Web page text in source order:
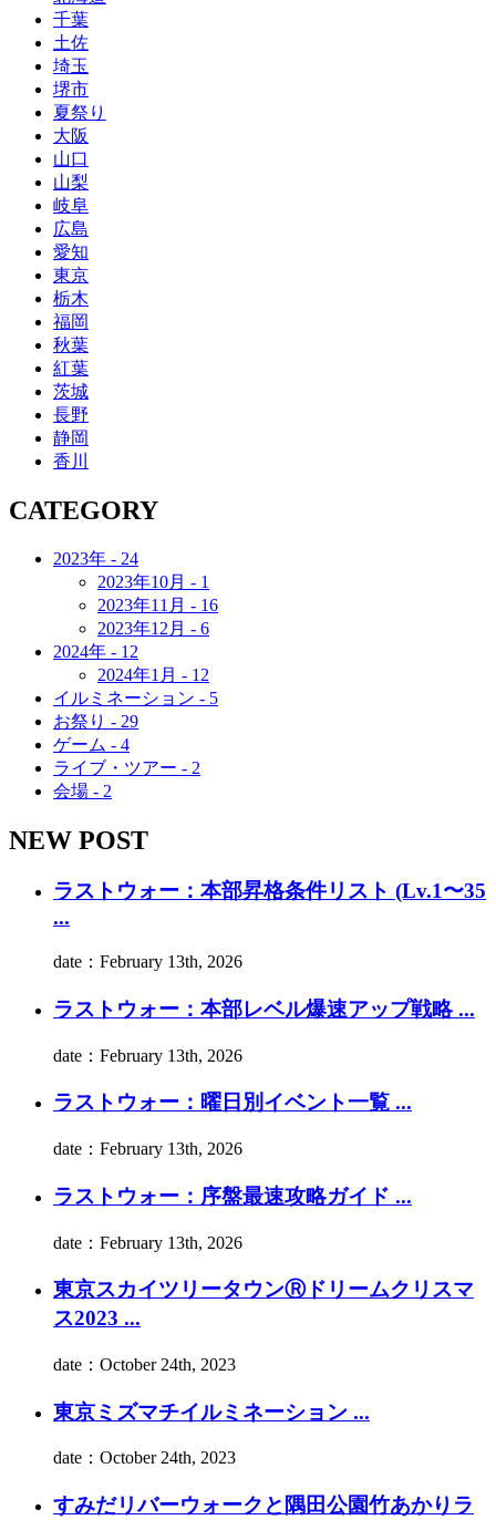
千葉
土佐
埼玉
堺市
夏祭り
大阪
山口
山梨
岐阜
広島
愛知
東京
栃木
福岡
秋葉
紅葉
茨城
長野
静岡
香川
CATEGORY
2023年 - 24
2023年10月 - 1
2023年11月 - 16
2023年12月 - 6
2024年 - 12
2024年1月 - 12
イルミネーション - 5
お祭り - 29
ゲーム - 4
ライブ・ツアー - 2
会場 - 2
NEW POST
ラストウォー：本部昇格条件リスト (Lv.1〜35
...
date：February 13th, 2026
ラストウォー：本部レベル爆速アップ戦略 ...
date：February 13th, 2026
ラストウォー：曜日別イベント一覧 ...
date：February 13th, 2026
ラストウォー：序盤最速攻略ガイド ...
date：February 13th, 2026
東京スカイツリータウンⓇドリームクリスマ
ス2023 ...
date：October 24th, 2023
東京ミズマチイルミネーション ...
date：October 24th, 2023
すみだリバーウォークと隅田公園竹あかりラ